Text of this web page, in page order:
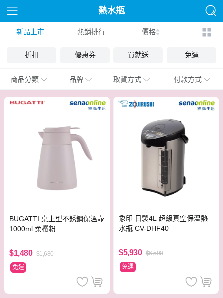
熱水瓶
新品上市 熱銷排行 價格
折扣 優惠券 買就送 免運
商品分類 品牌 取貨方式 付款方式
BUGATTI 桌上型不銹鋼保溫壺
1000ml 柔櫻粉
$1,480 $1,680
免運
象印 日製4L 超級真空保溫熱
水瓶 CV-DHF40
$5,930 $6,590
免運